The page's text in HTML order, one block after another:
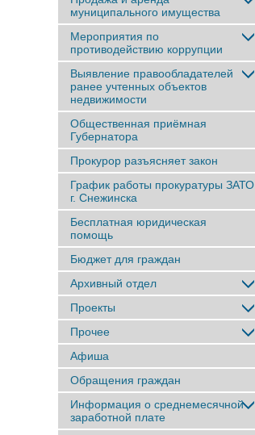
муниципального имущества
Мероприятия по
противодействию коррупции
Выявление правообладателей
ранее учтенныx объектов
недвижимости
Общественная приёмная
Губернатора
Прокурор разъясняет закон
График работы прокуратуры ЗАТО
г. Снежинска
Бесплатная юридическая
помощь
Бюджет для граждан
Архивный отдел
Проекты
Прочее
Афиша
Обращения граждан
Информация о среднемесячной
заработной плате